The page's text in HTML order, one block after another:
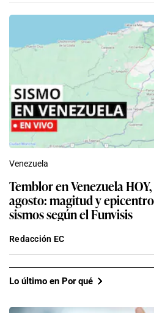
Venezuela
Temblor en Venezuela
agosto: magitud y
sismos según el Funvisis
Redacción EC
Lo último en Por qué